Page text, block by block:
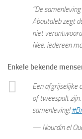
“De
Aboutaleb zegt
niet
Nee, iedereen
Enkele bekende
Een afgrijselijke
of tweespalt zijn.
samenleving!
— Nourdin el